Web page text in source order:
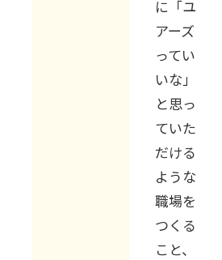
に「ユ
アーズ
ってい
いな」
と思っ
ていた
だける
ような
職場を
つくる
こと、